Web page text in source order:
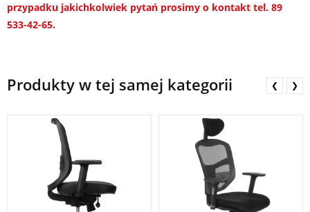
przypadku jakichkolwiek pytań prosimy o kontakt tel. 89
533-42-65.
Produkty w tej samej kategorii ❮ ❯